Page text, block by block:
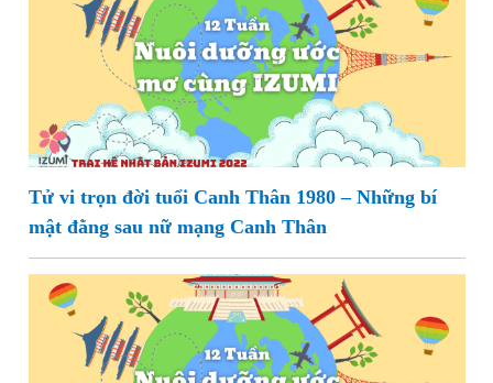
Tử vi trọn đời tuổi Canh Thân 1980 – Những bí
mật đằng sau nữ mạng Canh Thân